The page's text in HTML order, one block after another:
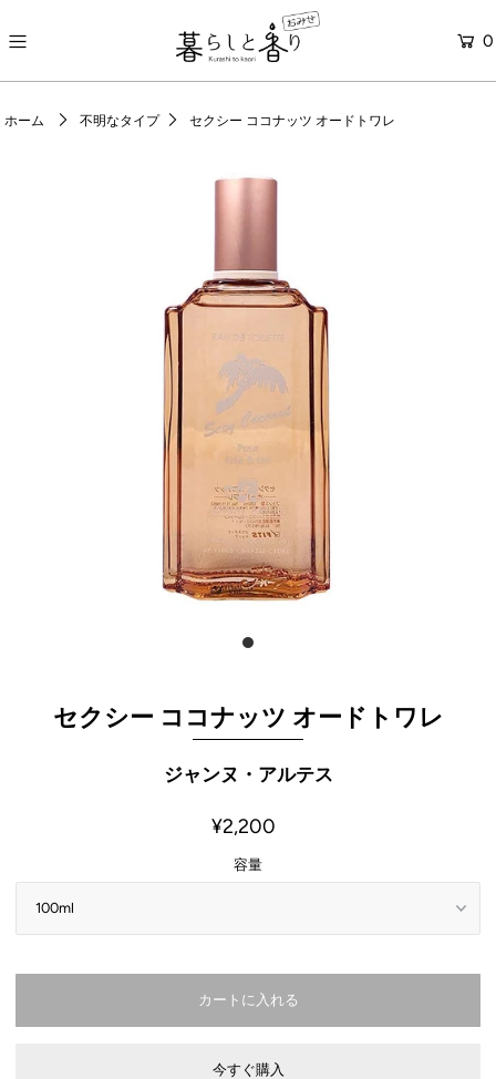
ONLINE STORE
0
ホーム 不明なタイプ セクシー ココナッツ オードトワレ
セクシー ココナッツ オードトワレ
ジャンヌ・アルテス
¥2,200
容量
今すぐ購入